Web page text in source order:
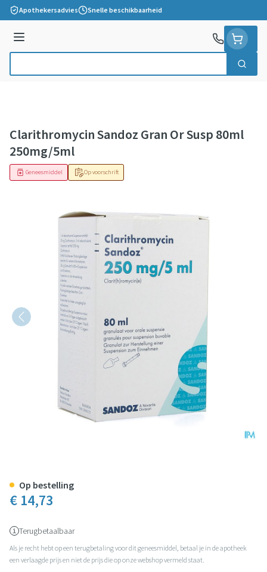
Ga naar de inhoud
Apothekersadvies Snelle beschikbaarheid
Menu
Zoek
Clarithromycin Sandoz Gran Or Susp 80ml
250mg/5ml
Op voorschrift
Geneesmiddel
€ 14,73
Terugbetaalbaar
Als je recht hebt op een terugbetaling voor dit geneesmiddel, betaal je in de apotheek
een verlaagde prijs en niet de prijs die op onze webshop vermeld staat.
Op bestelling